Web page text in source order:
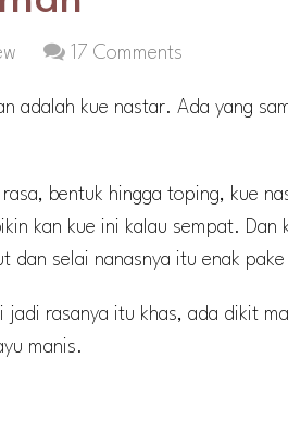
17 Comments
adalah kue nastar. Ada yang
bentuk hingga toping, kue
kan kue ini kalau sempat. Dan
dan selai nanasnya itu enak
jadi rasanya itu khas, ada dikit
manis.